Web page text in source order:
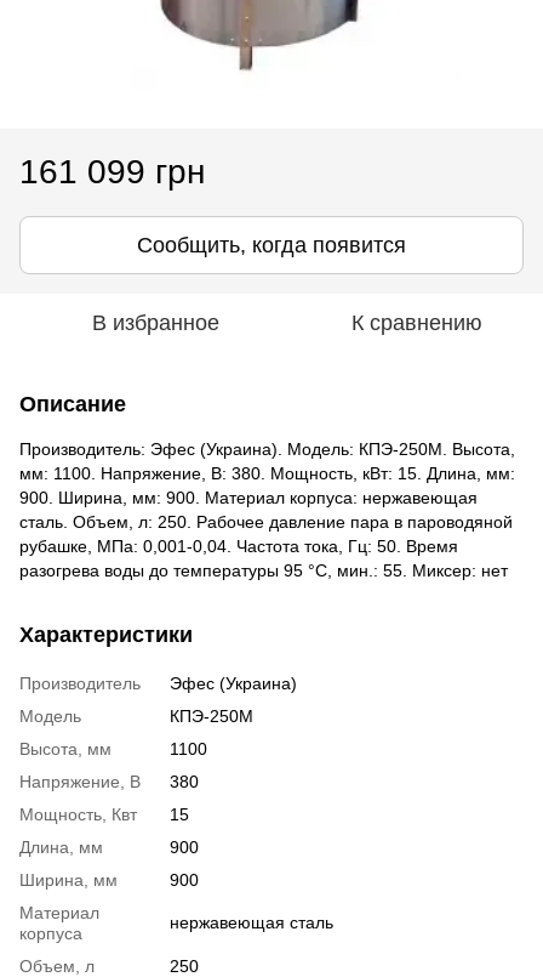
161 099 грн
Сообщить, когда появится
В избранное К сравнению
Описание
Производитель: Эфес (Украина). Модель: КПЭ-250М. Высота,
мм: 1100. Напряжение, В: 380. Мощность, кВт: 15. Длина, мм:
900. Ширина, мм: 900. Материал корпуса: нержавеющая
сталь. Объем, л: 250. Рабочее давление пара в пароводяной
рубашке, МПа: 0,001-0,04. Частота тока, Гц: 50. Время
разогрева воды до температуры 95 °С, мин.: 55. Миксер: нет
Характеристики
Производитель
Эфес (Украина)
Модель
КПЭ-250М
Высота, мм
1100
Напряжение, В
380
Мощность, Квт
15
Длина, мм
900
Ширина, мм
900
Материал
корпуса
нержавеющая сталь
Объем, л
250